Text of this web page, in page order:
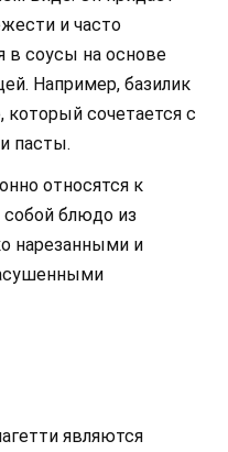
и часто
в соусы на основе
Например, базилик
который сочетается с
пасты.
относятся к
блюдо из
нарезанными и
являются